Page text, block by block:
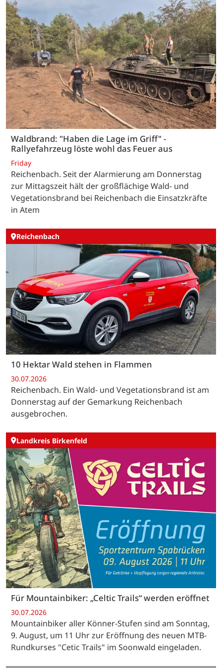
Waldbrand: "Haben die Lage im Griff" -
Rallyefahrzeug löste wohl das Feuer aus
Friday
Reichenbach. Seit der Alarmierung am Donnerstag
zur Mittagszeit hält der großflächige Wald- und
Vegetationsbrand bei Reichenbach die Einsatzkräfte
in Atem
Reichenbach
10 Hektar Wald stehen in Flammen
30.07.2026
Reichenbach. Ein Wald- und Vegetationsbrand ist am
Donnerstag auf der Gemarkung Reichenbach
ausgebrochen.
Landkreis Birkenfeld
Für Mountainbiker: „Celtic Trails“ werden eröffnet
30.07.2026
Mountainbiker aller Könner-Stufen sind am Sonntag,
9. August, um 11 Uhr zur Eröffnung des neuen MTB-
Rundkurses "Cetic Trails" im Soonwald eingeladen.